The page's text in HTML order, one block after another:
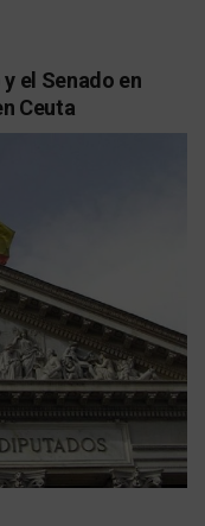
el Senado en
Ceuta